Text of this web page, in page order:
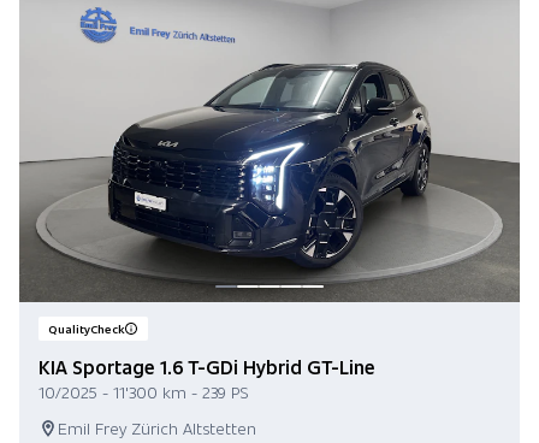
QualityCheck
KIA Sportage 1.6 T-GDi Hybrid GT-Line
10/2025 - 11'300 km - 239 PS
Emil Frey Zürich Altstetten